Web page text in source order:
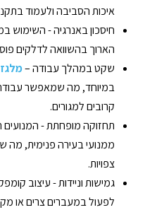
איכות הסביבה ולעמוד
חיסכון באנרגיה - השימוש
הארוך בהשוואה לדלקים
שקט במהלך עבודה –
במיוחד, מה שמאפשר
קרובים למגורים.
תחזוקה מופחתת -
ממנועי בעירה פנימית, מה
צפויות.
גמישות וניידות - עיצוב
לפעול במעברים צרים או